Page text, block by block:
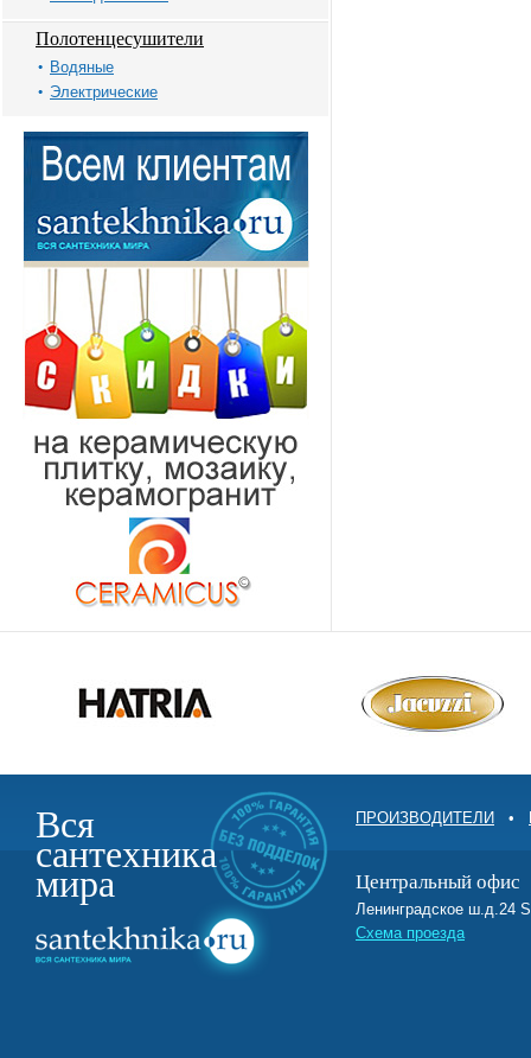
Полотенцесушители
Водяные
Электрические
Вся
сантехника
мира
ПРОИЗВОДИТЕЛИ •
Центральный офис
Ленинградское ш.д.24
Схема проезда